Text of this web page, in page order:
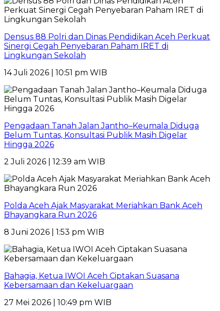
Densus 88 Polri dan Dinas Pendidikan Aceh Perkuat
Sinergi Cegah Penyebaran Paham IRET di
Lingkungan Sekolah
14 Juli 2026 | 10:51 pm WIB
Pengadaan Tanah Jalan Jantho–Keumala Diduga
Belum Tuntas, Konsultasi Publik Masih Digelar
Hingga 2026
2 Juli 2026 | 12:39 am WIB
Polda Aceh Ajak Masyarakat Meriahkan Bank Aceh
Bhayangkara Run 2026
8 Juni 2026 | 1:53 pm WIB
Bahagia, Ketua IWOI Aceh Ciptakan Suasana
Kebersamaan dan Kekeluargaan
27 Mei 2026 | 10:49 pm WIB